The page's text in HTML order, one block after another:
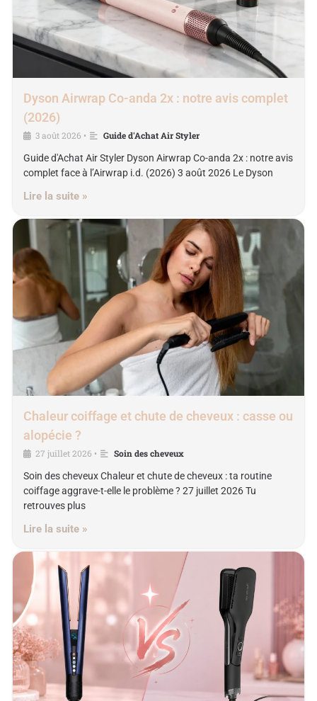
Dyson Airwrap Co-anda 2x : notre avis complet
(2026)
3 août 2026 •
Guide d'Achat Air Styler
Guide d'Achat Air Styler Dyson Airwrap Co-anda 2x : notre avis
complet face à l’Airwrap i.d. (2026) 3 août 2026 Le Dyson
Lire la suite »
Chaleur coiffage et chute de cheveux : casse ou
alopécie ?
27 juillet 2026 •
Soin des cheveux
Soin des cheveux Chaleur et chute de cheveux : ta routine
coiffage aggrave-t-elle le problème ? 27 juillet 2026 Tu
retrouves plus
Lire la suite »